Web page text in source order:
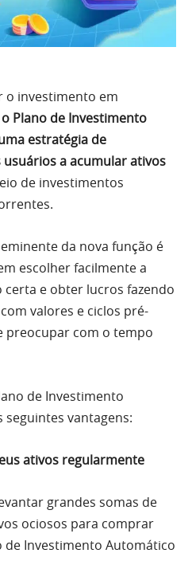
o investimento em
o Plano de Investimento
estratégia de
a acumular ativos
de investimentos
da nova função é
escolher facilmente a
certa e obter lucros fazendo
valores e ciclos pré-
preocupar com o tempo
de Investimento
vantagens:
ativos regularmente
grandes somas de
ociosos para comprar
Investimento Automático